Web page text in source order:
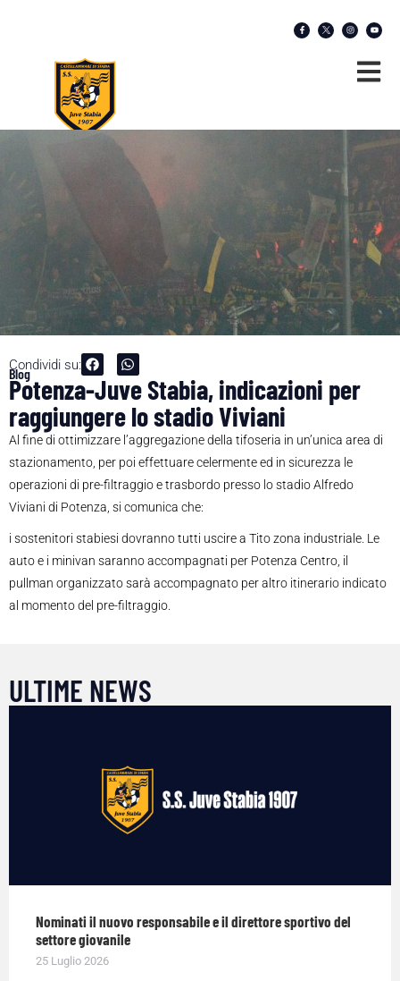
Condividi su:
Blog
Potenza-Juve Stabia, indicazioni per
raggiungere lo stadio Viviani
Al fine di ottimizzare l’aggregazione della tifoseria in un’unica area di
stazionamento, per poi effettuare celermente ed in sicurezza le
operazioni di pre-filtraggio e trasbordo presso lo stadio Alfredo
Viviani di Potenza, si comunica che:
i sostenitori stabiesi dovranno tutti uscire a Tito zona industriale. Le
auto e i minivan saranno accompagnati per Potenza Centro, il
pullman organizzato sarà accompagnato per altro itinerario indicato
al momento del pre-filtraggio.
ULTIME NEWS
Nominati il nuovo responsabile e il direttore sportivo del
settore giovanile
25 Luglio 2026